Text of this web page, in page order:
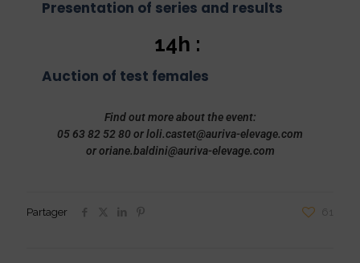
Presentation of series and results
14h :
Auction of test females
Find out more about the event:
05 63 82 52 80 or loli.castet@auriva-elevage.com
or oriane.baldini@auriva-elevage.com
Partager 61